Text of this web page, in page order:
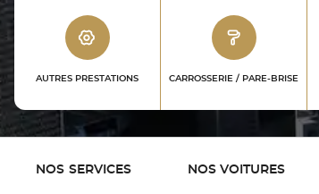
AUTRES PRESTATIONS CARROSSERIE / PARE-BRISE
NOS SERVICES NOS VOITURES